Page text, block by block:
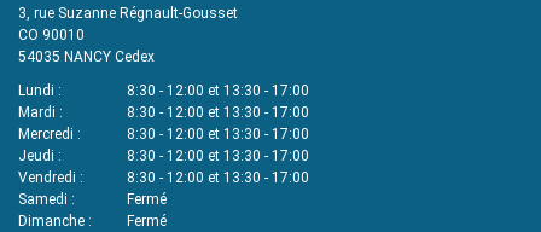
3, rue Suzanne Régnault-Gousset
CO 90010
54035 NANCY Cedex
Lundi
8:30 - 12:00 et 13:30 - 17:00
Mardi
8:30 - 12:00 et 13:30 - 17:00
Mercredi
8:30 - 12:00 et 13:30 - 17:00
Jeudi
8:30 - 12:00 et 13:30 - 17:00
Vendredi
8:30 - 12:00 et 13:30 - 17:00
Samedi
Fermé
Dimanche
Fermé